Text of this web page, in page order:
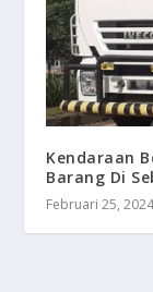
Kendaraan
Barang Di
Februari 25,